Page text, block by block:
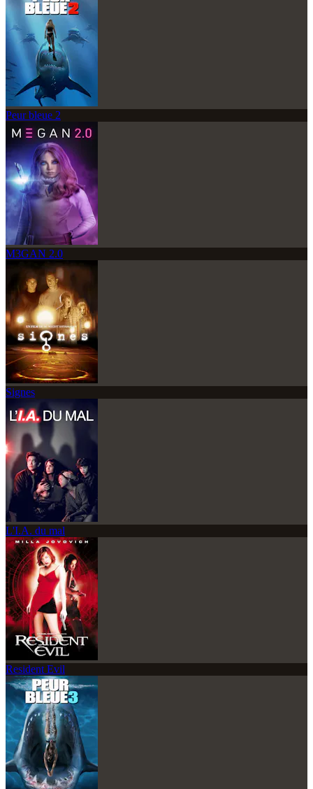
Peur bleue 2
M3GAN 2.0
Signes
L'I.A. du mal
Resident Evil